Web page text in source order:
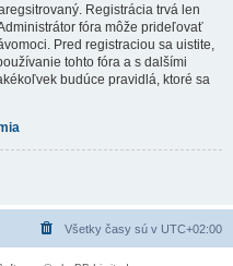
Registrácia trvá len
fóra môže prideľovať
Pred registraciou sa uistite,
tohto fóra a s dalšími
budúce pravidlá, ktoré sa
Všetky časy sú v UTC+02:00